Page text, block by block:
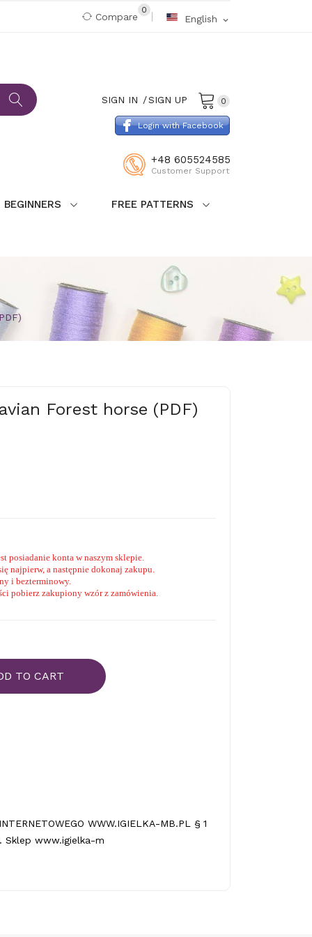
English expand_more
Compare
0
0
SIGN IN SIGN UP
+48 605524585
Customer Support
Login with Facebook
BEGINNERS FREE PATTERNS
Forest horse (PDF)
posiadanie konta w naszym sklepie.
najpierw, a następnie dokonaj zakupu.
i bezterminowy.
pobierz zakupiony wzór z zamówienia.
TO CART
WWW.IGIELKA-MB.PL § 1
Sklep www.igielka-m